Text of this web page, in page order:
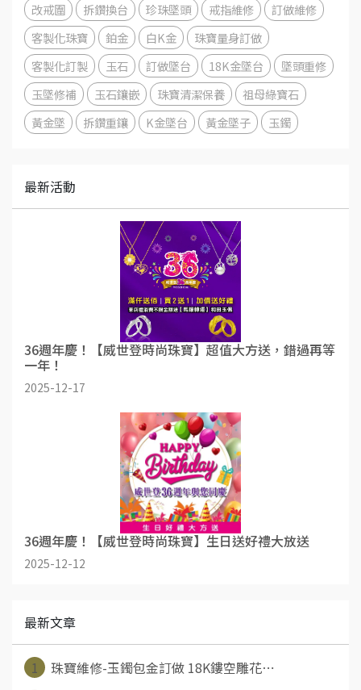
改戒圍
拆鑽換台 珍珠墜頭 戒指維修
訂做維修
客製化珠寶
鉑金 白K金
珠寶量身訂做
客製化訂製
玉石 訂做墜台 18K金墜台
墜頭重修
玉墜修補
玉石鑲嵌 珠寶清潔保養
祖母綠寶石
黃金墜
拆鑽重鑲 K金墜台 黃金墜子 玉鐲
最新活動
36週年慶！【威世登時尚珠寶】超值大方送，錯過再等
一年！
2025-12-17
36週年慶！【威世登時尚珠寶】生日送好禮大放送
2025-12-12
最新文章
1
珠寶維修-玉鐲包金訂做 18K鏤空雕花⋯